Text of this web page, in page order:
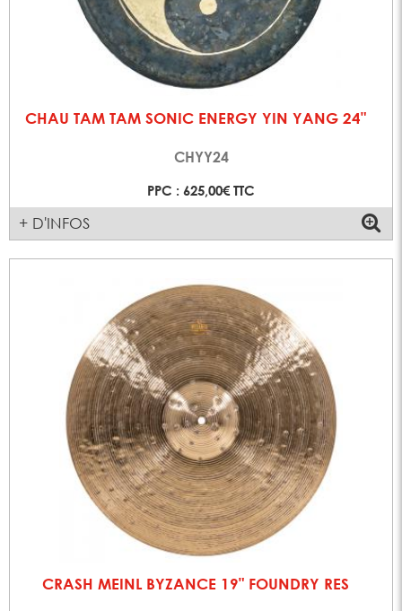
CHAU TAM TAM SONIC ENERGY YIN YANG 24"
CHYY24
PPC : 625,00€ TTC
+ D'INFOS
CRASH MEINL BYZANCE 19" FOUNDRY RES